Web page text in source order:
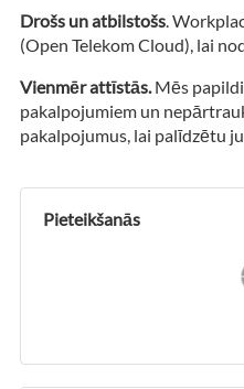
Drošs un atbilstošs.
(Open Telekom Cloud), lai
Vienmēr attīstās.Mēs
pakalpojumiem un
pakalpojumus, lai palīdzētu
Pieteikšanās